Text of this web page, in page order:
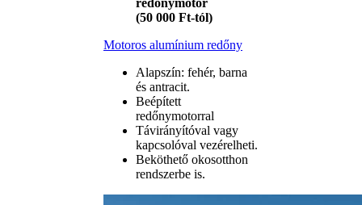
(50 000 Ft-tól)
Motoros alumínium redőny
Alapszín: fehér, barna
és antracit.
Beépített
redőnymotorral
Távirányítóval vagy
kapcsolóval vezérelheti.
Beköthető okosotthon
rendszerbe is.